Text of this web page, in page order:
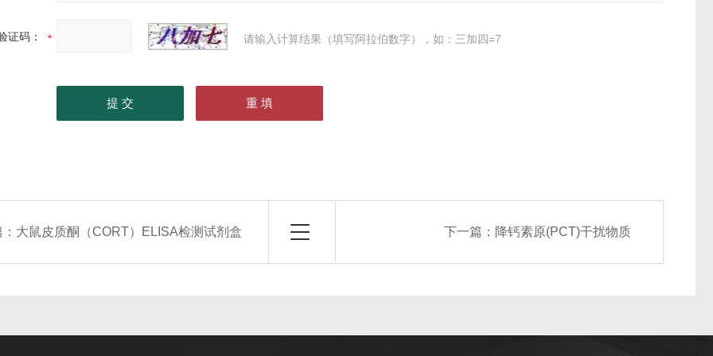
证码： 请输入计算结果（填写阿拉伯数字），如：三加四=7
大鼠皮质酮（CORT）ELISA检测试剂盒 下一篇： 降钙素原(PCT)干扰物质